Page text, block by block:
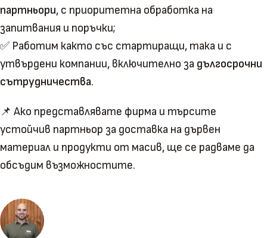
партньори, с приоритетна обработка на
запитвания и поръчки;
✅ Работим както със стартиращи, така и с
утвърдени компании, включително за дългосрочни
сътрудничества.
📌 Ако представлявате фирма и търсите
устойчив партньор за доставка на дървен
материал и продукти от масив, ще се радваме да
обсъдим възможностите.